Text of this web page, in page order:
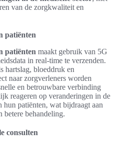
van de zorgkwaliteit en
patiënten
patiënten maakt gebruik van 5G
in real-time te verzenden.
hartslag, bloeddruk en
naar zorgverleners worden
en betrouwbare verbinding
reageren op veranderingen in de
hun patiënten, wat bijdraagt aan
betere behandeling.
consulten